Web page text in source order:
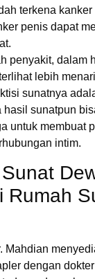
terkena
penis dapat
penyakit, dalam
lebih
sunatnya
hasil sunatpun
untuk membuat
intim.
Rumah
Mahdian
dengan